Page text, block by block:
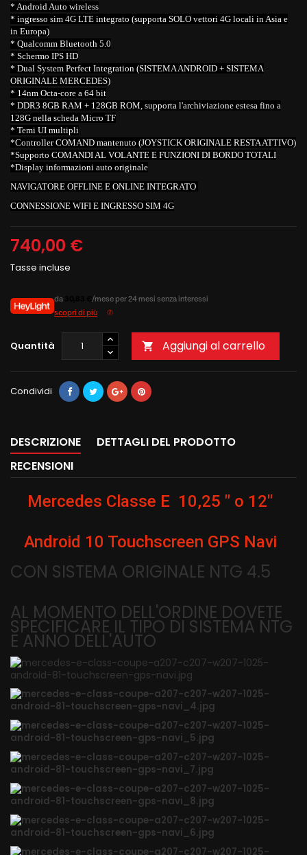
* Android Auto wireless
* ingresso sim 4G LTE integrato (supporta SOLO vettori 4G locali in Asia e
in Europa)
* Qualcomm Bluetooth 5.0
* Schermo IPS HD
* Dual System Perfect Integration (SISTEMA ANDROID + SISTEMA
ORIGINALE MERCEDES)
* 14nm Octa-core a 64 bit
* DDR3 8GB RAM + 128GB ROM, supporta l'archiviazione estesa fino a
128G nella scheda Micro TF
* Temi UI multipli
*Controller COMAND mantenuto (JOYSTICK ORIGINALE RESTA ATTIVO)
*Supporto COMANDI AL VOLANTE E FUNZIONI DI BORDO TOTALI
*Display informazioni auto originale
NAVIGATORE OFFLINE E ONLINE INTEGRATO
CONNESSIONE WIFI E INGRESSO SIM 4G
740,00 €
Tasse incluse
da
/mese per 24 mesi senza interessi
scopri di più
Quantità  Aggiungi al carrello
Condividi
DESCRIZIONE
DETTAGLI DEL PRODOTTO
RECENSIONI
Mercedes Classe E 10,25 " o 12"
Android 10 Touchscreen GPS Navi
CON SISTEMA ORIGINALE NTG 4.5
AL MOMENTO DELL'ORDINE DOVETE
SPECIFICARE IL TIPO DI SISTEMA NTG
E ANNO DELL'AUTO